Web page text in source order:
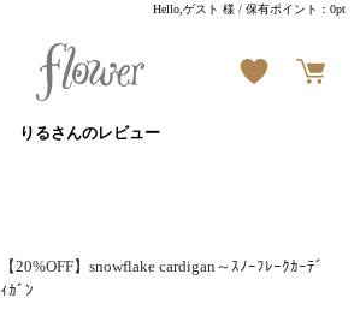
Hello,ゲスト 様 / 保有ポイント：0pt
りるさんのレビュー
【20%OFF】snowflake cardigan～ｽﾉｰﾌﾚｰｸｶｰﾃﾞ
ｨｶﾞﾝ